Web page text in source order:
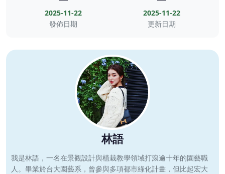
2025-11-22
發佈日期
2025-11-22
更新日期
林語
我是林語，一名在景觀設計與植栽教學領域打滾逾十年的園藝職
人。畢業於台大園藝系，曾參與多項都市綠化計畫，但比起宏大